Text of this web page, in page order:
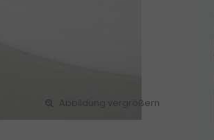
Abbildung vergrößern